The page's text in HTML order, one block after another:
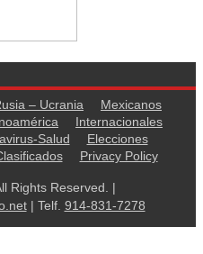
– Ucrania
Mexicanos
Internacionales
Salud
Elecciones
Privacy Policy
Rights Reserved. |
| Telf. 914-831-7278